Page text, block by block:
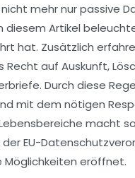
mehr nur passive
diesem Artikel
hat. Zusätzlich
Recht auf Auskunft,
Durch diese
mit dem nötigen
macht
EU-
eröffnet.